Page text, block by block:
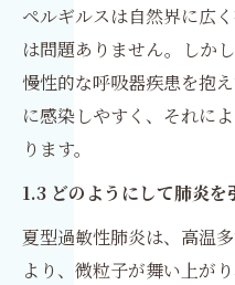
ペルギルスは自然界に広
は問題ありません。しか
慢性的な呼吸器疾患を抱
に感染しやすく、それに
ります。
1.3 どのようにして肺炎を
夏型過敏性肺炎は、高温
より、微粒子が舞い上が